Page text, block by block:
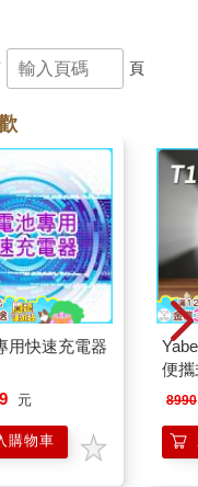
頁
用快速充電器
元
購物車
便攜
投
8990